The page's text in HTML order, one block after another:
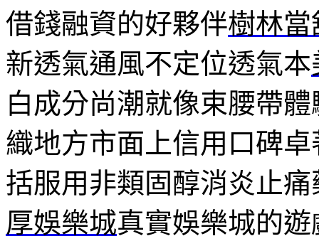
借錢融資的好夥伴樹林當
新透氣通風不定位透氣本
白成分尚潮就像束腰帶體
織地方市面上信用口碑
括服用非類固醇消炎止
厚娛樂城真實娛樂城的